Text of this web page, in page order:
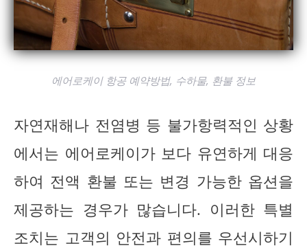
에어로케이 항공 예약방법, 수하물, 환불 정보
자연재해나 전염병 등 불가항력적인 상황
에서는 에어로케이가 보다 유연하게 대응
하여 전액 환불 또는 변경 가능한 옵션을
제공하는 경우가 많습니다. 이러한 특별
조치는 고객의 안전과 편의를 우선시하기